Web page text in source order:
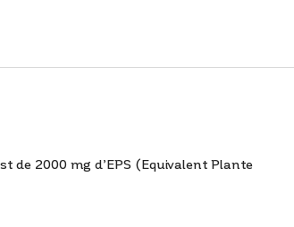
de 2000 mg d’EPS (Equivalent Plante